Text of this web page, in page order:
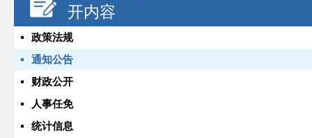
开内容
政策法规
通知公告
财政公开
人事任免
统计信息